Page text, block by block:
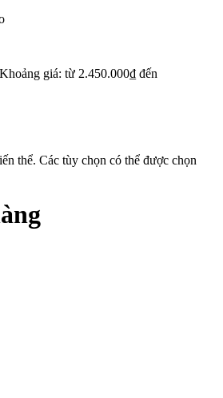
Khoảng giá: từ 2.450.000₫ đến
thể. Các tùy chọn có thể được chọn